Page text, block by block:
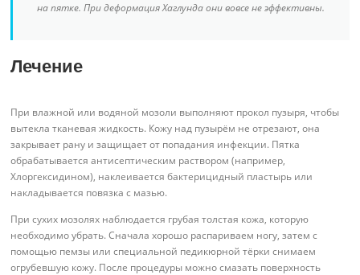
на пятке. При деформация Хаглунда они вовсе не эффективны.
Лечение
При влажной или водяной мозоли выполняют прокол пузыря, чтобы
вытекла тканевая жидкость. Кожу над пузырём не отрезают, она
закрывает рану и защищает от попадания инфекции. Пятка
обрабатывается антисептическим раствором (например,
Хлоргексидином), наклеивается бактерицидный пластырь или
накладывается повязка с мазью.
При сухих мозолях наблюдается грубая толстая кожа, которую
необходимо убрать. Сначала хорошо распариваем ногу, затем с
помощью пемзы или специальной педикюрной тёрки снимаем
огрубевшую кожу. После процедуры можно смазать поверхность